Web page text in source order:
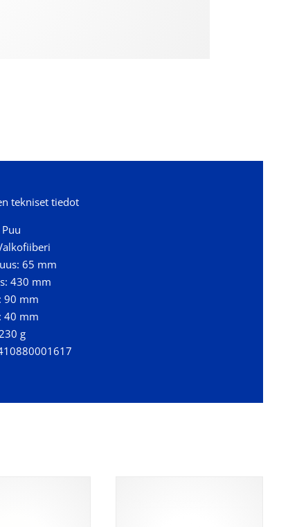
tekniset tiedot
65 mm
430 mm
90 mm
40 mm
g